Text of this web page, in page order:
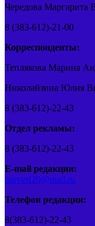
Чередова Маргарита
8 (383-612)-21-00
Корреспонденты:
Теплякова Марина
Николайзина Юлия
8 (383-612)-22-43
Отдел рекламы:
8 (383-612)-22-43
E-mail редакции:
barvest20@mail.ru
Телефон редакции:
8(383-612)-22-43